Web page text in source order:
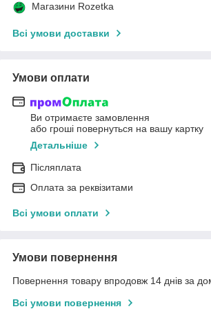
Магазини Rozetka
Всі умови доставки
Умови оплати
Ви отримаєте замовлення
або гроші повернуться на вашу картку
Детальніше
Післяплата
Оплата за реквізитами
Всі умови оплати
Умови повернення
Повернення товару впродовж 14 днів за
Всі умови повернення